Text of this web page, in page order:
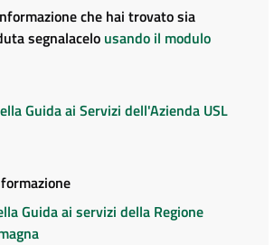
che hai trovato sia
segnalacelo usando il modulo
Guida ai Servizi dell'Azienda USL
Guida ai servizi della Regione